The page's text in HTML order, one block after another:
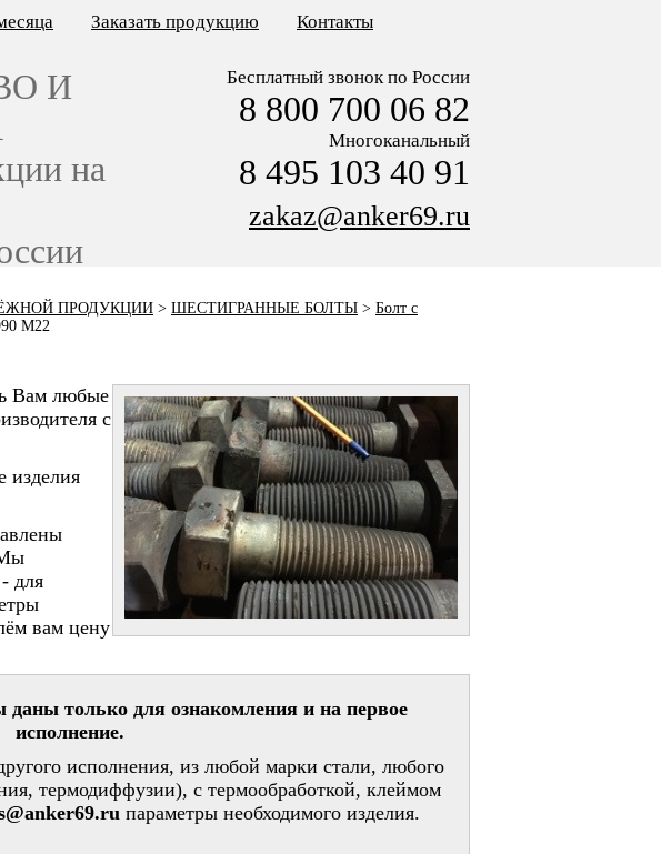
ПРОДУКЦИИ > ШЕСТИГРАННЫЕ БОЛТЫ > Болт с
M22
Вам любые
с
изделия
Мы
для
вам цену
только для ознакомления и на первое
исполнение.
исполнения, из любой марки стали, любого
термодиффузии), с термообработкой, клеймом
параметры необходимого изделия.
Заказать продукцию Контакты
И
на
Бесплатный звонок по России
8 800 700 06 82
Многоканальный
8 495 103 40 91
zakaz@anker69.ru